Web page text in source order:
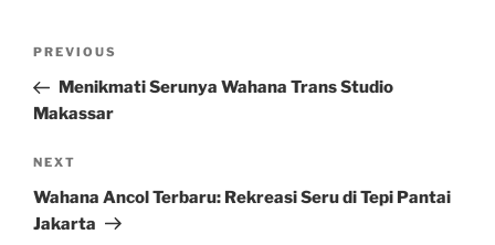
Previous
Post
PREVIOUS
Menikmati Serunya Wahana Trans Studio
Makassar
Next
Post
NEXT
Wahana Ancol Terbaru: Rekreasi Seru di Tepi Pantai
Jakarta